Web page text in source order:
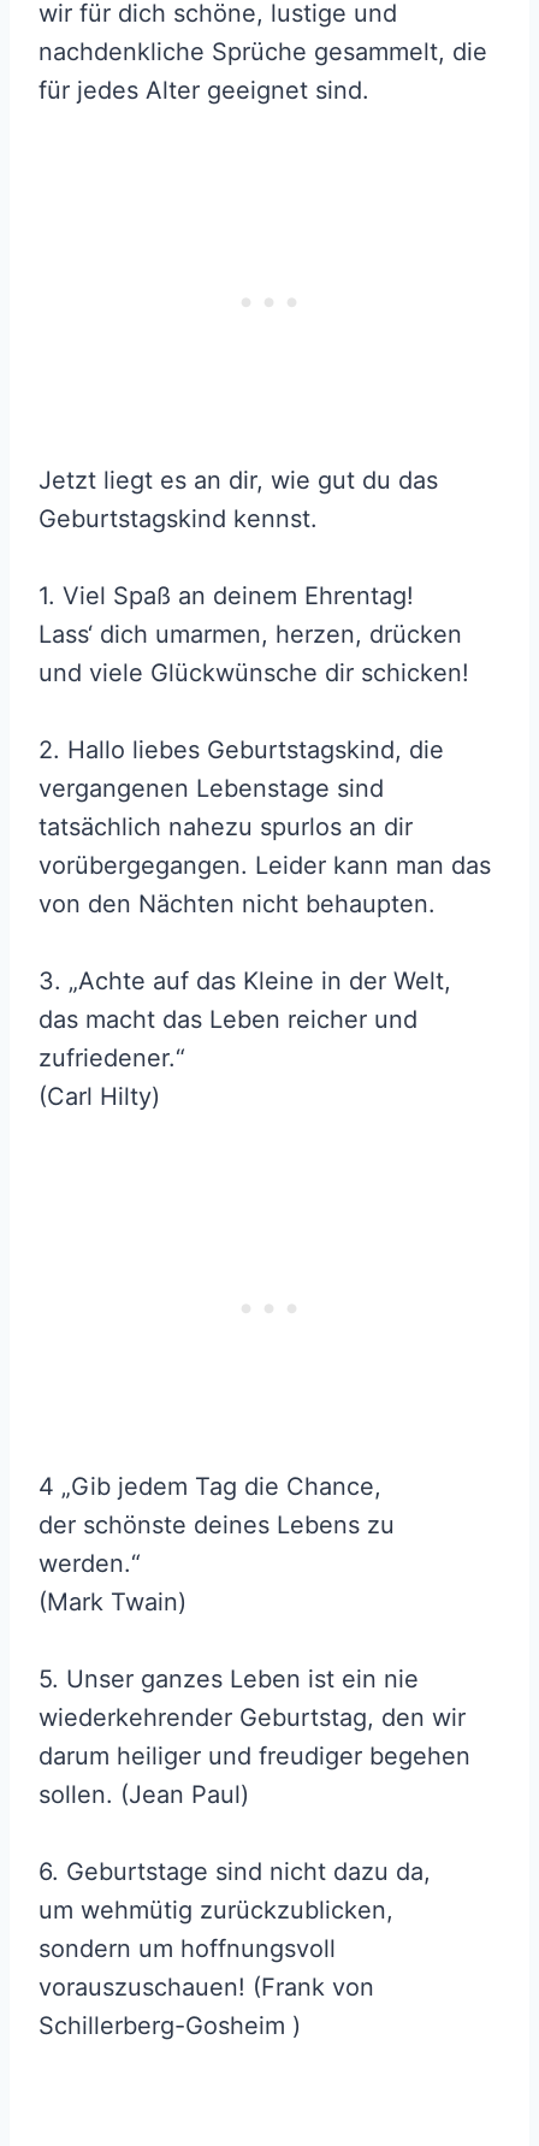
wir für dich schöne, lustige und
nachdenkliche Sprüche gesammelt, die
für jedes Alter geeignet sind.
Jetzt liegt es an dir, wie gut du das
Geburtstagskind kennst.
1. Viel Spaß an deinem Ehrentag!
Lass‘ dich umarmen, herzen, drücken
und viele Glückwünsche dir schicken!
2. Hallo liebes Geburtstagskind, die
vergangenen Lebenstage sind
tatsächlich nahezu spurlos an dir
vorübergegangen. Leider kann man das
von den Nächten nicht behaupten.
3. „Achte auf das Kleine in der Welt,
das macht das Leben reicher und
zufriedener.“
(Carl Hilty)
4 „Gib jedem Tag die Chance,
der schönste deines Lebens zu
werden.“
(Mark Twain)
5. Unser ganzes Leben ist ein nie
wiederkehrender Geburtstag, den wir
darum heiliger und freudiger begehen
sollen. (Jean Paul)
6. Geburtstage sind nicht dazu da,
um wehmütig zurückzublicken,
sondern um hoffnungsvoll
vorauszuschauen! (Frank von
Schillerberg-Gosheim )